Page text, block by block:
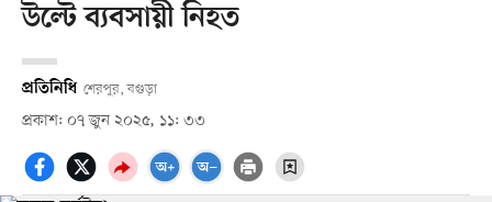
উল্টে ব্যবসায়ী নিহত
প্রতিনিধি শেরপুর, বগুড়া
প্রকাশ: ০৭ জুন ২০২৫, ১১: ৩৩